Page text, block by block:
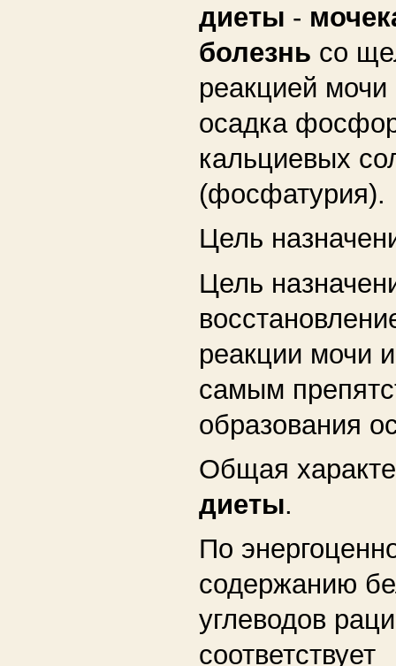
диеты -
болезнь со
реакцией
осадка
кальциевых
(фосфатурия).
Цель
Цель
реакции мочи
самым
образования
Общая
диеты.
По
содержанию
углеводов
соответствует